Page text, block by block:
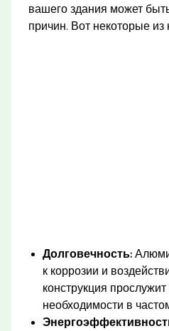
вашего здания может
причин. Вот некоторые из
Долговечность:
к коррозии и
конструкция
необходимости в